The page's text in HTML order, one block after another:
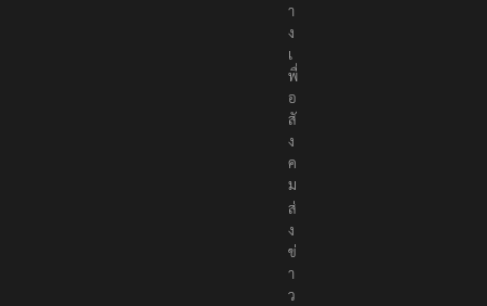
า
ง
เ
พื่
อ
สั
ง
ค
ม
ส่
ง
ข่
า
ว